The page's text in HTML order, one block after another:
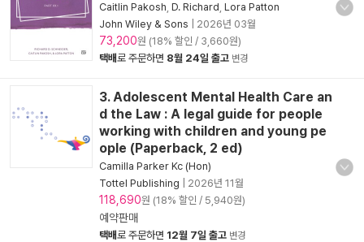
Caitlin Pakosh D. Richard Lora Patton
John Wiley & Sons
2026년 03월
73,200원 (18% 할인 / 3,660원)
택배로 주문하면 8월 24일 출고 변경
3. Adolescent Mental Health Care an
d the Law : A legal guide for people
working with children and young pe
ople (Paperback, 2 ed)
Camilla Parker Kc (Hon)
Tottel Publishing
2026년 11월
118,690원 (18% 할인 / 5,940원)
예약판매
택배로 주문하면 12월 7일 출고 변경